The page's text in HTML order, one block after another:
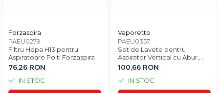
Forzaspira
PAEU0279
Filtru Hepa H13 pentru
Aspiratoare Polti Forzaspira
76,26 RON
IN STOC
Vaporetto
PAEU0357
Set de Lavete pentru
Aspirator Vertical cu Abur,
Multifunctional, Polti
Vaporetto 3 Clean
100,66 RON
IN STOC